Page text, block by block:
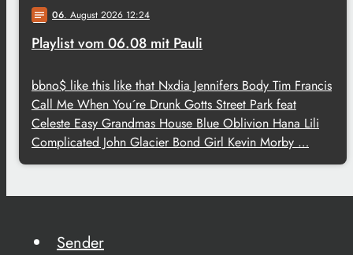
notes 06. August 2026 12:24
Playlist vom 06.08 mit Pauli
bbno$ like this like that Nxdia Jennifers Body Tim Francis
Call Me When You´re Drunk Gotts Street Park feat
Celeste Easy Grandmas House Blue Oblivion Hana Lili
Complicated John Glacier Bond Girl Kevin Morby …
Sender